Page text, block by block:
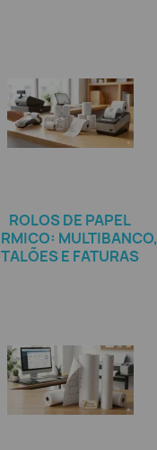
ROLOS DE PAPEL
MULTIBANCO,
TALÕES E FATURAS